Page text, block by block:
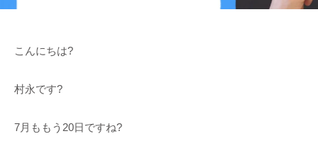
こんにちは?
村永です?
7月ももう20日ですね?